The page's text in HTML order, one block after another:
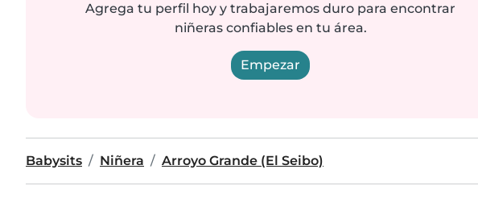
Agrega tu perfil hoy y trabajaremos duro para encontrar
niñeras confiables en tu área.
Empezar
Babysits Niñera Arroyo Grande (El Seibo)